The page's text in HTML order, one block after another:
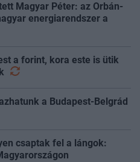
Magyar Péter: az Orbán-
energiarendszer a
a forint, kora este is ütik
a Budapest-Belgrád
csaptak fel a lángok: